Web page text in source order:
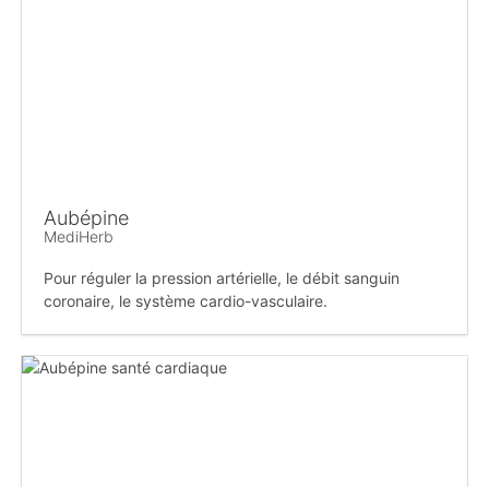
Aubépine
MediHerb
Pour réguler la pression artérielle, le débit sanguin
coronaire, le système cardio-vasculaire.